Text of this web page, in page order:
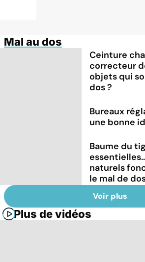
Mal au dos
Ceinture
correcteur
objets qui
dos ?
Bureaux
une bonne
Baume du
naturels
le mal de
Voir plus
Plus de vidéos